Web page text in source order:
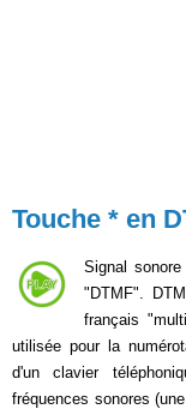
Touche * en
Signal
"DTMF".
français
utilisée pour la
d'un clavier
fréquences sonores